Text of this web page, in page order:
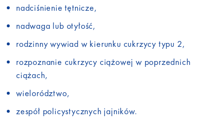
nadciśnienie tętnicze,
nadwaga lub otyłość,
rodzinny wywiad w kierunku cukrzycy typu 2,
rozpoznanie cukrzycy ciążowej w poprzednich
ciążach,
wielorództwo,
zespół policystycznych jajników.